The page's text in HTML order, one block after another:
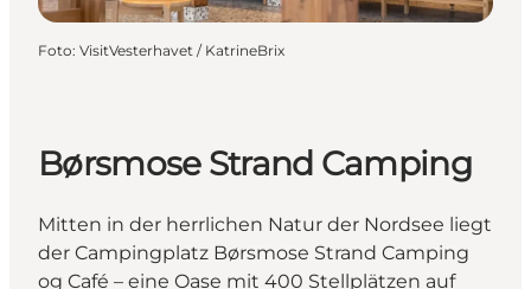
Foto: VisitVesterhavet / KatrineBrix
Børsmose Strand Camping
Mitten in der herrlichen Natur der Nordsee liegt
der Campingplatz Børsmose Strand Camping
og Café – eine Oase mit 400 Stellplätzen auf